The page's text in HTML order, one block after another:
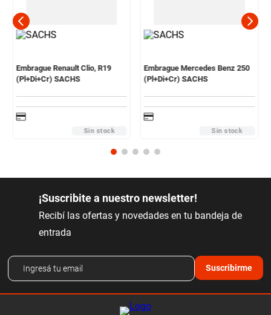
Embrague Renault Clio, R19
(Pl+Di+Cr) SACHS
Sin stock
Embrague Mercedes Benz 250
(Pl+Di+Cr) SACHS
Sin stock
¡Suscribite a nuestro newsletter!
Recibí las ofertas y novedades en tu bandeja de
entrada
Suscribirme